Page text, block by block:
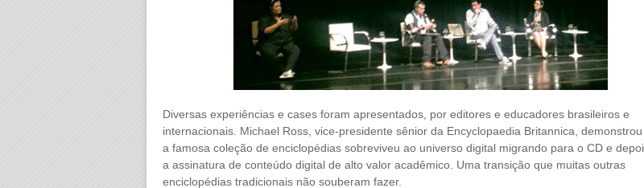
Diversas experiências e cases foram apresentados, por editores e educadores brasileiros e
internacionais. Michael Ross, vice-presidente sênior da Encyclopaedia Britannica,
a famosa coleção de enciclopédias sobreviveu ao universo digital migrando para o CD e
a assinatura de conteúdo digital de alto valor acadêmico. Uma transição que muitas outras
enciclopédias tradicionais não souberam fazer.